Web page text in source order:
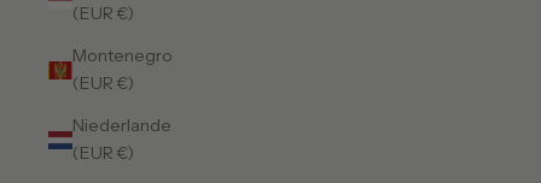
(EUR €)
Montenegro
(EUR €)
Niederlande
(EUR €)